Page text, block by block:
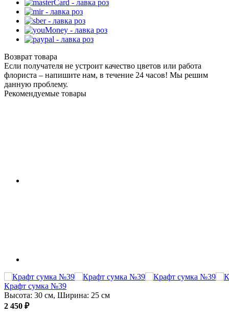
Возврат товара
Если получателя не устроит качество цветов или работа
флориста – напишите нам, в течение 24 часов! Мы решим
данную проблему.
Рекомендуемые товары
Крафт сумка №39
Высота: 30 см, Ширина: 25 см
2 450 ₽